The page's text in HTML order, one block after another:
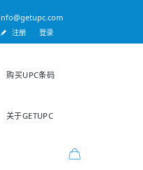
info@getupc.com
注册 登录
购买UPC条码
关于GETUPC